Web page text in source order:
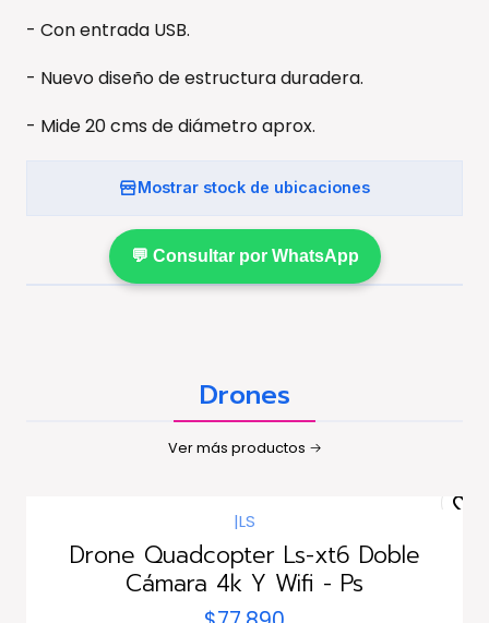
- Con entrada USB.
- Nuevo diseño de estructura duradera.
- Mide 20 cms de diámetro aprox.
Mostrar stock de ubicaciones
💬 Consultar por WhatsApp
Drones
Ver más productos
|LS
Drone Quadcopter Ls-xt6 Doble
Cámara 4k Y Wifi - Ps